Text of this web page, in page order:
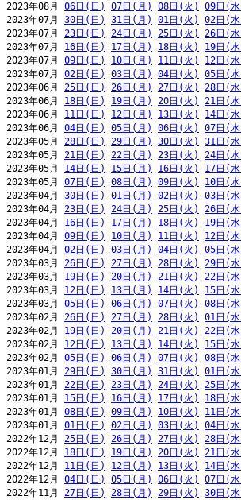
2023年08月 06日(日) 07日(月) 08日(火) 09日(
2023年07月 30日(日) 31日(月) 01日(火) 02日(
2023年07月 23日(日) 24日(月) 25日(火) 26日(
2023年07月 16日(日) 17日(月) 18日(火) 19日(
2023年07月 09日(日) 10日(月) 11日(火) 12日(
2023年07月 02日(日) 03日(月) 04日(火) 05日(
2023年06月 25日(日) 26日(月) 27日(火) 28日(
2023年06月 18日(日) 19日(月) 20日(火) 21日(
2023年06月 11日(日) 12日(月) 13日(火) 14日(
2023年06月 04日(日) 05日(月) 06日(火) 07日(
2023年05月 28日(日) 29日(月) 30日(火) 31日(
2023年05月 21日(日) 22日(月) 23日(火) 24日(
2023年05月 14日(日) 15日(月) 16日(火) 17日(
2023年05月 07日(日) 08日(月) 09日(火) 10日(
2023年04月 30日(日) 01日(月) 02日(火) 03日(
2023年04月 23日(日) 24日(月) 25日(火) 26日(
2023年04月 16日(日) 17日(月) 18日(火) 19日(
2023年04月 09日(日) 10日(月) 11日(火) 12日(
2023年04月 02日(日) 03日(月) 04日(火) 05日(
2023年03月 26日(日) 27日(月) 28日(火) 29日(
2023年03月 19日(日) 20日(月) 21日(火) 22日(
2023年03月 12日(日) 13日(月) 14日(火) 15日(
2023年03月 05日(日) 06日(月) 07日(火) 08日(
2023年02月 26日(日) 27日(月) 28日(火) 01日(
2023年02月 19日(日) 20日(月) 21日(火) 22日(
2023年02月 12日(日) 13日(月) 14日(火) 15日(
2023年02月 05日(日) 06日(月) 07日(火) 08日(
2023年01月 29日(日) 30日(月) 31日(火) 01日(
2023年01月 22日(日) 23日(月) 24日(火) 25日(
2023年01月 15日(日) 16日(月) 17日(火) 18日(
2023年01月 08日(日) 09日(月) 10日(火) 11日(
2023年01月 01日(日) 02日(月) 03日(火) 04日(
2022年12月 25日(日) 26日(月) 27日(火) 28日(
2022年12月 18日(日) 19日(月) 20日(火) 21日(
2022年12月 11日(日) 12日(月) 13日(火) 14日(
2022年12月 04日(日) 05日(月) 06日(火) 07日(
2022年11月 27日(日) 28日(月) 29日(火) 30日(